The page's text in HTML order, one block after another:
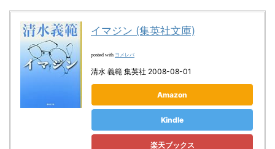
イマジン (集英社文庫)
posted with ヨメレバ
清水 義範 集英社 2008-08-01
Amazon
Kindle
楽天ブックス